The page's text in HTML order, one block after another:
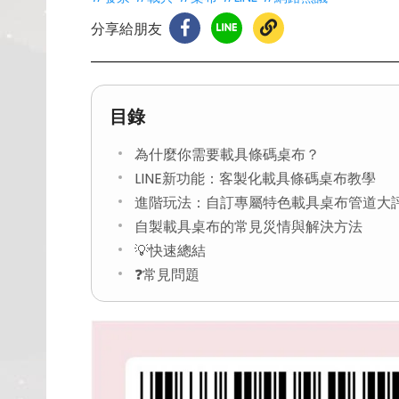
分享給朋友
目錄
為什麼你需要載具條碼桌布？
LINE新功能：客製化載具條碼桌布教學
進階玩法：自訂專屬特色載具桌布管道大
自製載具桌布的常見災情與解決方法
💡快速總結
❓常見問題